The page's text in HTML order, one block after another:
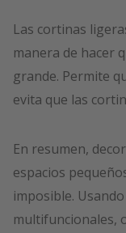
Las cortinas
manera de hacer
grande. Permite
evita que las
En resumen,
espacios
imposible.
multifuncionales,